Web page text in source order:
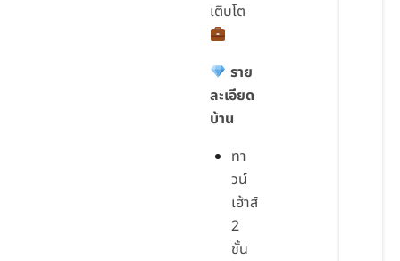
เติบโต
ราย
ละเอียด
บ้าน
ทา
วน์
เฮ้าส์
2
ชั้น